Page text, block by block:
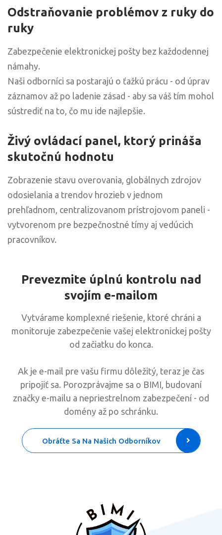
Odstraňovanie problémov z ruky do
ruky
Zabezpečenie elektronickej pošty bez každodennej
námahy.
Naši odborníci sa postarajú o ťažkú prácu - od úprav
záznamov až po ladenie zásad - aby sa váš tím mohol
sústrediť na to, čo mu ide najlepšie.
Živý ovládací panel, ktorý prináša
skutočnú hodnotu
Zobrazenie stavu overovania, globálnych zdrojov
odosielania a trendov hrozieb v jednom
prehľadnom, centralizovanom prístrojovom paneli -
vytvorenom pre bezpečnostné tímy aj vedúcich
pracovníkov.
Prevezmite úplnú kontrolu nad
svojím e-mailom
Vytvárame komplexné riešenie, ktoré chráni a
monitoruje zabezpečenie vašej elektronickej pošty
od začiatku do konca.
Ak je e-mail pre vašu firmu dôležitý, teraz je čas
pripojiť sa. Porozprávajme sa o BIMI, budovaní
značky e-mailu a nepriestrelnom zabezpečení - od
domény až po schránku.
Obráťte Sa Na Našich Odborníkov